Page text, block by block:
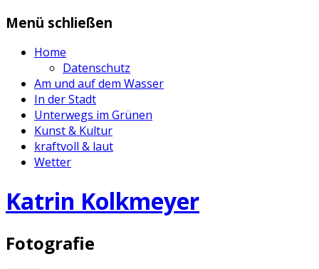
Zum
springen
Menü schließen
Home
Datenschutz
Am und auf dem Wasser
In der Stadt
Unterwegs im Grünen
Kunst & Kultur
kraftvoll & laut
Wetter
Katrin Kolkmeyer
Fotografie